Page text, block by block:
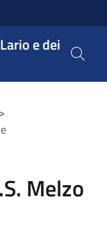
e dei
>
Melzo